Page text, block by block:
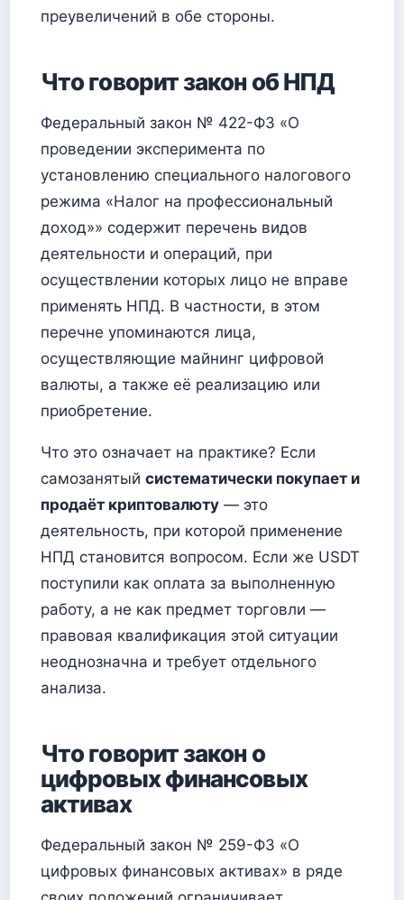
преувеличений в обе стороны.
Что говорит закон об НПД
Федеральный закон № 422-ФЗ «О
проведении эксперимента по
установлению специального налогового
режима «Налог на профессиональный
доход»» содержит перечень видов
деятельности и операций, при
осуществлении которых лицо не вправе
применять НПД. В частности, в этом
перечне упоминаются лица,
осуществляющие майнинг цифровой
валюты, а также её реализацию или
приобретение.
Что это означает на практике? Если
самозанятый систематически покупает и
продаёт криптовалюту — это
деятельность, при которой применение
НПД становится вопросом. Если же USDT
поступили как оплата за выполненную
работу, а не как предмет торговли —
правовая квалификация этой ситуации
неоднозначна и требует отдельного
анализа.
Что говорит закон о
цифровых финансовых
активах
Федеральный закон № 259-ФЗ «О
цифровых финансовых активах» в ряде